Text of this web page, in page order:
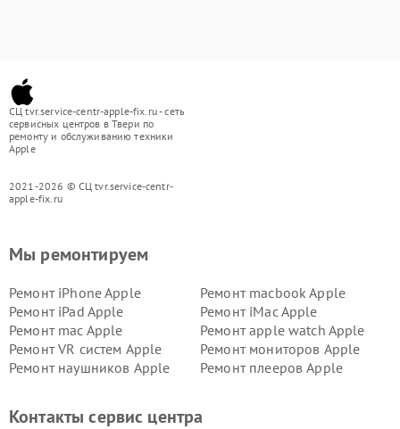
СЦ tvr.service-centr-apple-fix.ru - сеть
сервисных центров в Твери по
ремонту и обслуживанию техники
Apple
2021-2026 © СЦ tvr.service-centr-
apple-fix.ru
Мы ремонтируем
Ремонт iPhone Apple
Ремонт macbook Apple
Ремонт iPad Apple
Ремонт iMac Apple
Ремонт mac Apple
Ремонт apple watch Apple
Ремонт VR систем Apple
Ремонт мониторов Apple
Ремонт наушников Apple
Ремонт плееров Apple
Контакты сервис центра